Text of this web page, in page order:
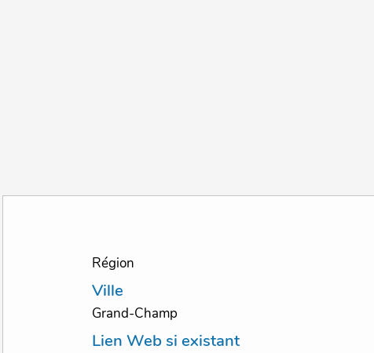
Région
Ville
Grand-Champ
Lien Web si existant